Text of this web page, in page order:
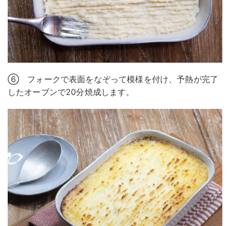
⑥ フォークで表面をなぞって模様を付け、予熱が完了
したオーブンで20分焼成します。